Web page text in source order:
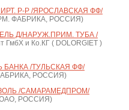
Р-Р /ЯРОСЛАВСКАЯ ФФ/
ФАБРИКА, РОССИЯ)
Д/НАРУЖ.ПРИМ. ТУБА /
ГмбХ и Ко.КГ ( DOLORGIET )
БАНКА /ТУЛЬСКАЯ ФФ/
РОССИЯ)
/САМАРАМЕДПРОМ/
РОССИЯ)